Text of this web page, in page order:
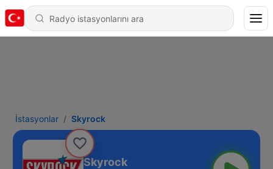
İstasyonlar Skyrock
Skyrock